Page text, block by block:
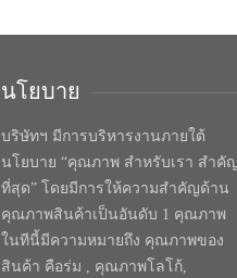
นโยบาย
บริษัทฯ มีการบริหารงานภายใต้
นโยบาย “คุณภาพ สำหรับเรา สำคัญ
ที่สุด” โดยมีการให้ความสำคัญด้าน
คุณภาพสินค้าเป็นอันดับ 1 คุณภาพ
ในทีนี้มีความหมายถึง คุณภาพของ
สินค้า คือร่ม , คุณภาพโลโก้,